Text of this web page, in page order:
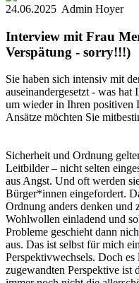
24.06.2025 Admin Hoyer
Interview mit Frau
Verspätung - sorry!!!)
Sie haben sich intensiv mit
auseinandergesetzt - was
um wieder in Ihren positiven
Ansätze möchten Sie
Sicherheit und Ordnung
Leitbilder – nicht selten
aus Angst. Und oft werden
Bürger*innen eingefordert.
Ordnung anders denken
Wohlwollen einladend und
Probleme geschieht dann
aus. Das ist selbst für mich
Perspektivwechsels. Doch
zugewandten Perspektive ist